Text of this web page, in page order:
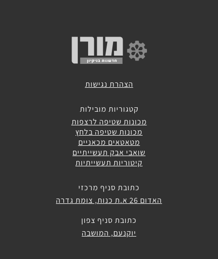
הצהרת נגישות
קטגוריות מובילות
מכונות שטיפה לרצפות
מכונות שטיפה בלחץ
מטאטאים מכאניים
שואבי אבק תעשייתיים
קיטוריות תעשייתיות
כתובת סניף מרכזי
האדום 26 א.ת כנות, צומת גדרה
כתובת סניף צפון
יוקנעם, המושבה